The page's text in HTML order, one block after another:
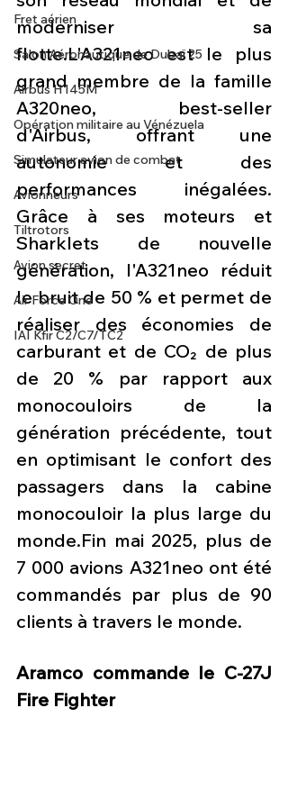
Fret aérien
Salon Aéronautique de Dubaï 25
Airbus H145M
Opération militaire au Vénézuela
Simulateur avion de combat
Avionneurs
Tiltrotors
Avion secret
Air Force One
IAI Kfir C2/C7/TC2
moderniser sa
flotte.L'A321neo est le plus
grand membre de la famille
A320neo, best-seller
d'Airbus, offrant une
autonomie et des
performances inégalées.
Grâce à ses moteurs et
Sharklets de nouvelle
génération, l'A321neo réduit
le bruit de 50 % et permet de
réaliser des économies de
carburant et de CO₂ de plus
de 20 % par rapport aux
monocouloirs de la
génération précédente, tout
en optimisant le confort des
passagers dans la cabine
monocouloir la plus large du
monde.Fin mai 2025, plus de
7 000 avions A321neo ont été
commandés par plus de 90
clients à travers le monde.
Aramco commande le C-27J
Fire Fighter